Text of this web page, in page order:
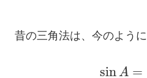
昔の三角法は、今のように